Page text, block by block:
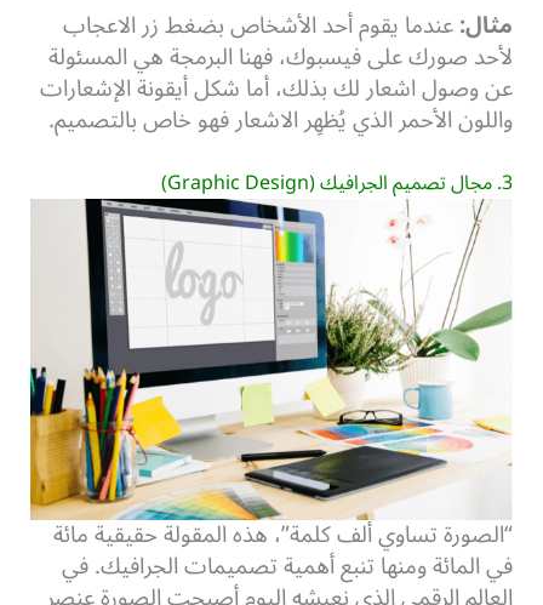
مثال:عندما يقوم أحد الأشخاص بضغط زر الاعجاب
لأحد صورك على فيسبوك، فهنا البرمجة هي المسئولة
عن وصول اشعار لك بذلك، أما شكل أيقونة الإشعارات
واللون الأحمر الذي يُظهِر الاشعار فهو خاص بالتصميم.
3. مجال تصميم الجرافيك (Graphic Design)
“الصورة تساوي ألف كلمة”، هذه المقولة حقيقية مائة
في المائة ومنها تنبع أهمية تصميمات الجرافيك. في